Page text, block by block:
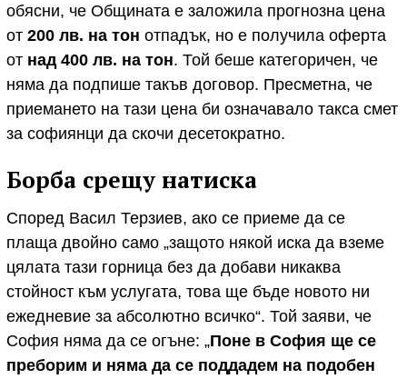
обясни, че Общината е заложила прогнозна цена
от 200 лв. на тон отпадък, но е получила оферта
от над 400 лв. на тон. Той беше категоричен, че
няма да подпише такъв договор. Пресметна, че
приемането на тази цена би означавало такса смет
за софиянци да скочи десетократно.
Борба срещу натиска
Според Васил Терзиев, ако се приеме да се
плаща двойно само „защото някой иска да вземе
цялата тази горница без да добави никаква
стойност към услугата, това ще бъде новото ни
ежедневие за абсолютно всичко“. Той заяви, че
София няма да се огъне: „Поне в София ще се
преборим и няма да се поддадем на подобен